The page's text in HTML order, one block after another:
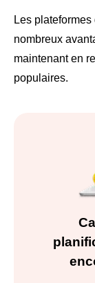
Les
nombreux
maintenant en
populaires.